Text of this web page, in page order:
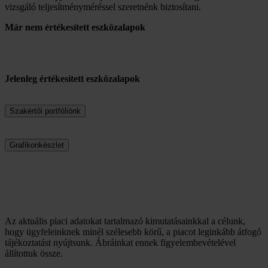
vizsgáló teljesítményméréssel szeretnénk biztosítani.
Már nem értékesített eszközalapok
Jelenleg értékesített eszközalapok
Szakértői portfóliónk
Grafikonkészlet
Az aktuális piaci adatokat tartalmazó kimutatásainkkal a célunk,
hogy ügyfeleinknek minél szélesebb körű, a piacot leginkább átfogó
tájékoztatást nyújtsunk. Ábráinkat ennek figyelembevételével
állítottuk össze.